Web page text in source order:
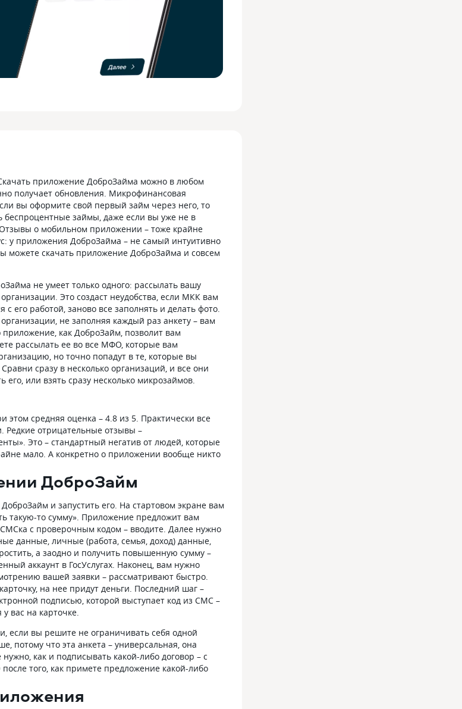
приложение ДоброЗайма можно в любом
получает обновления. Микрофинансовая
вы оформите свой первый займ через него, то
займы, даже если вы уже не в
о мобильном приложении – тоже крайне
у приложения ДоброЗайма – не самый интуитивно
скачать приложение ДоброЗайма и совсем
не умеет только одного: рассылать вашу
Это создаст неудобства, если МКК вам
его работой, заново все заполнять и делать фото.
не заполняя каждый раз анкету – вам
как ДоброЗайм, позволит вам
рассылать ее во все МФО, которые вам
но точно попадут в те, которые вы
сразу в несколько организаций, и все они
или взять сразу несколько микрозаймов.
этом средняя оценка – 4.8 из 5. Практически все
отрицательные отзывы –
Это – стандартный негатив от людей, которые
мало. А конкретно о приложении вообще никто
ДоброЗайм
и запустить его. На стартовом экране вам
такую-то сумму». Приложение предложит вам
с проверочным кодом – вводите. Далее нужно
данные, личные (работа, семья, доход) данные,
а заодно и получить повышенную сумму –
аккаунт в ГосУслугах. Наконец, вам нужно
вашей заявки – рассматривают быстро.
на нее придут деньги. Последний шаг –
подписью, которой выступает код из СМС –
вас на карточке.
если вы решите не ограничивать себя одной
потому что эта анкета – универсальная, она
как и подписывать какой-либо договор – с
того, как примете предложение какой-либо